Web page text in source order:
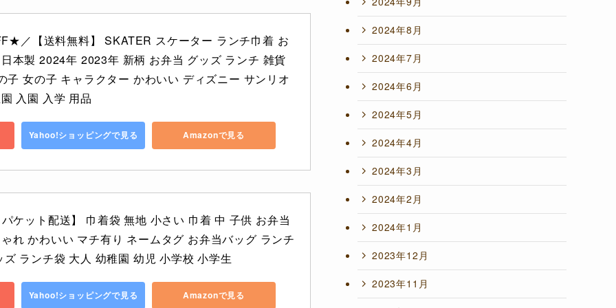
／【送料無料】 SKATER スケーター ランチ巾着 お
本製 2024年 2023年 新柄 お弁当 グッズ ランチ 雑貨
子 女の子 キャラクター かわいい ディズニー サンリオ
入園 入学 用品
Yahoo!ショッピングで見る Amazonで見る
ケット配送】 巾着袋 無地 小さい 巾着 中 子供 お弁当
れ かわいい マチ有り ネームタグ お弁当バッグ ランチ
ランチ袋 大人 幼稚園 幼児 小学校 小学生
Yahoo!ショッピングで見る Amazonで見る
2024年8月
2024年7月
2024年6月
2024年5月
2024年4月
2024年3月
2024年2月
2024年1月
2023年12月
2023年11月